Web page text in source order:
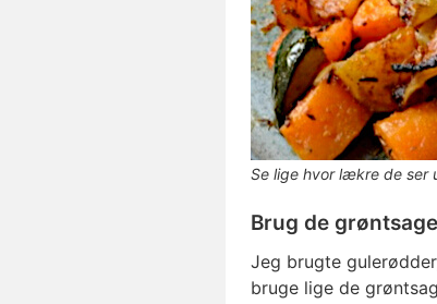
Se lige hvor lækre de ser
Brug de
Jeg brugte
bruge lige de